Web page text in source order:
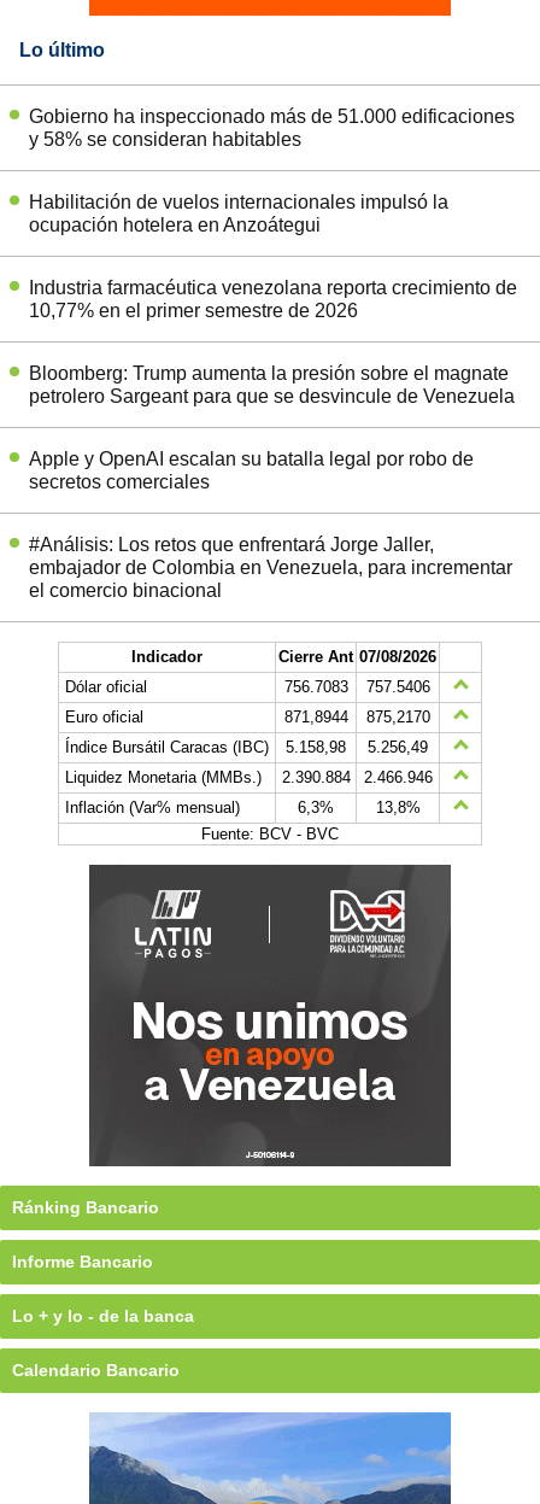
Lo último
Gobierno ha inspeccionado más de 51.000 edificaciones
y 58% se consideran habitables
Habilitación de vuelos internacionales impulsó la
ocupación hotelera en Anzoátegui
Industria farmacéutica venezolana reporta crecimiento de
10,77% en el primer semestre de 2026
Bloomberg: Trump aumenta la presión sobre el magnate
petrolero Sargeant para que se desvincule de Venezuela
Apple y OpenAI escalan su batalla legal por robo de
secretos comerciales
#Análisis: Los retos que enfrentará Jorge Jaller,
embajador de Colombia en Venezuela, para incrementar
el comercio binacional
Indicador Cierre Ant 07/08/2026
Dólar oficial
756.7083
757.5406
Euro oficial
871,8944
875,2170
Índice Bursátil Caracas (IBC)
5.158,98
5.256,49
Liquidez Monetaria (MMBs.)
2.390.884
2.466.946
Inflación (Var% mensual)
6,3%
13,8%
Fuente: BCV - BVC
Ránking Bancario
Informe Bancario
Lo + y lo - de la banca
Calendario Bancario